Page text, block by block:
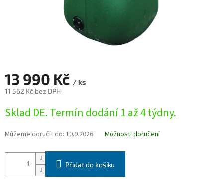
13 990 Kč / ks
11 562 Kč bez DPH
cena:
Sklad DE. Termín dodání 1 až 4 týdny.
Můžeme doručit do: 10.9.2026 Možnosti doručení
Přidat do košíku